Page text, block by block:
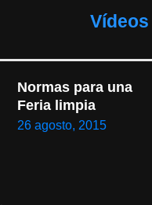
Normas para una
Feria limpia
26 agosto, 2015